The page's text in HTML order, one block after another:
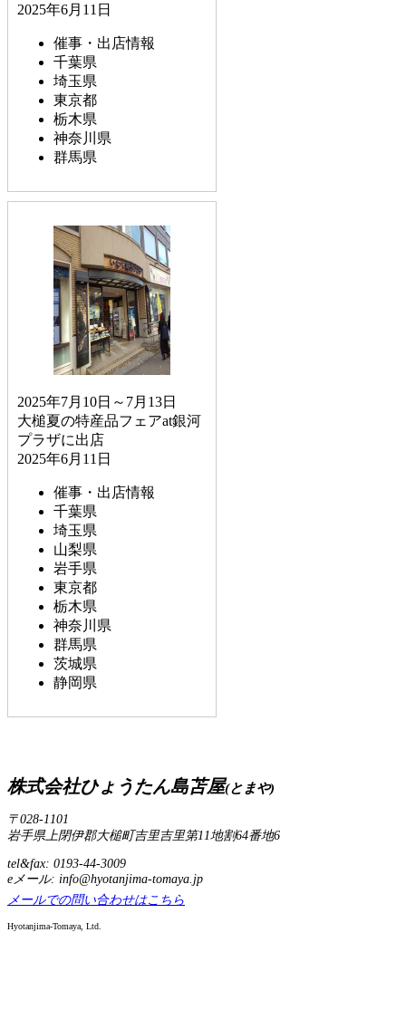
2025年6月11日
催事・出店情報
千葉県
埼玉県
東京都
栃木県
神奈川県
群馬県
2025年7月10日～7月13日
大槌夏の特産品フェアat銀河
プラザに出店
2025年6月11日
催事・出店情報
千葉県
埼玉県
山梨県
岩手県
東京都
栃木県
神奈川県
群馬県
茨城県
静岡県
株式会社ひょうたん島苫屋(とまや)
〒028-1101
岩手県上閉伊郡大槌町吉里吉里第11地割64番地6
tel&fax: 0193-44-3009
eメール: info@hyotanjima-tomaya.jp
メールでの問い合わせはこちら
Hyotanjima-Tomaya, Ltd.